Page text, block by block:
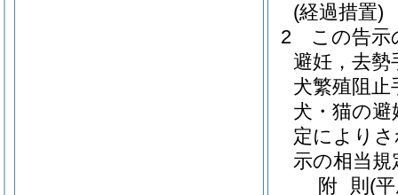
(経過措置)
2
この告示
避妊，去勢
犬繁殖阻止
犬・猫の避
定により
示の相当
附 則 (